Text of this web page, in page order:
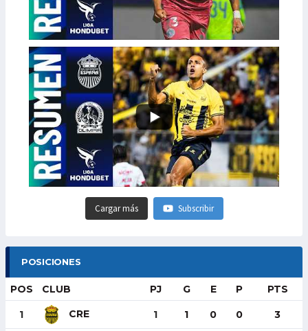
Cargar más Subscribir
POSICIONES
POS CLUB PJ G E P PTS
1 CRE 1 1 0 0 3